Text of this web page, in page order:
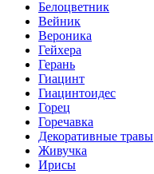
Белоцветник
Вейник
Вероника
Гейхера
Герань
Гиацинт
Гиацинтоидес
Горец
Горечавка
Декоративные травы
Живучка
Ирисы